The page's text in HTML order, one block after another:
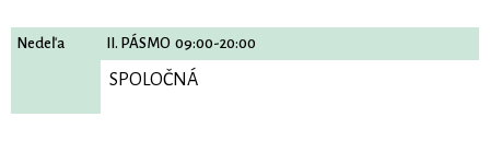
Nedeľa II. PÁSMO 09:00-20:00
SPOLOČNÁ